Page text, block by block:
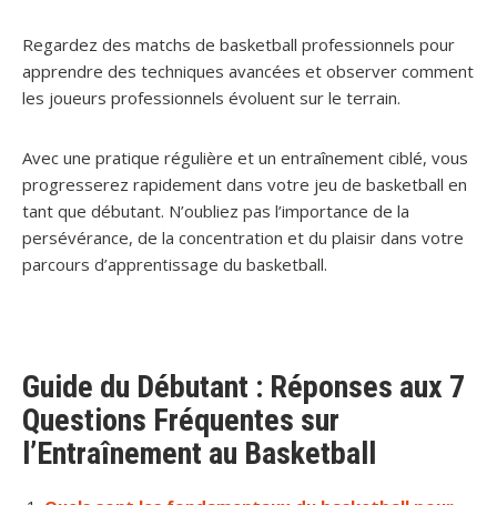
Regardez des matchs de basketball professionnels pour
apprendre des techniques avancées et observer comment
les joueurs professionnels évoluent sur le terrain.
Avec une pratique régulière et un entraînement ciblé, vous
progresserez rapidement dans votre jeu de basketball en
tant que débutant. N’oubliez pas l’importance de la
persévérance, de la concentration et du plaisir dans votre
parcours d’apprentissage du basketball.
Guide du Débutant : Réponses aux 7
Questions Fréquentes sur
l’Entraînement au Basketball